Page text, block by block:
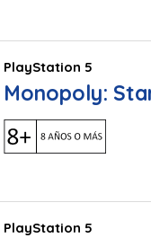
PlayStation 5
Monopoly:
PlayStation 5